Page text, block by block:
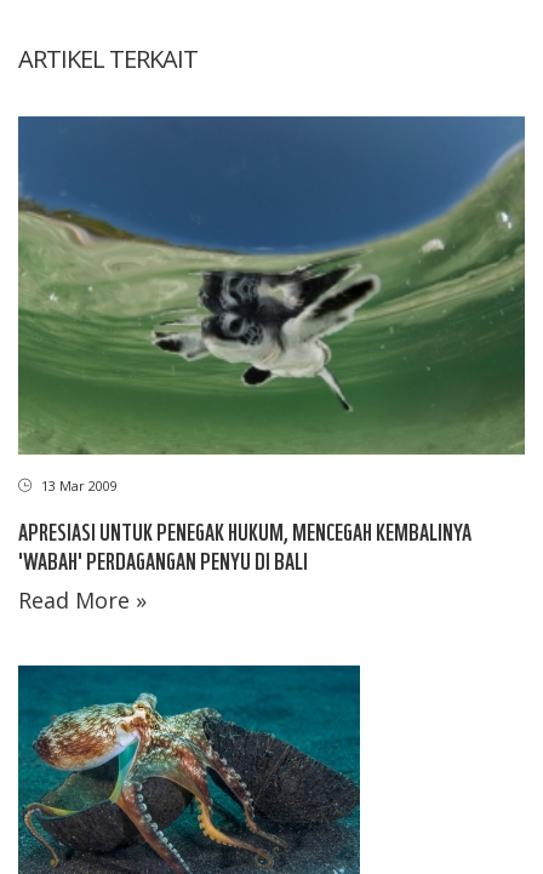
ARTIKEL TERKAIT
13 Mar 2009
APRESIASI UNTUK PENEGAK HUKUM, MENCEGAH KEMBALINYA
'WABAH' PERDAGANGAN PENYU DI BALI
Read More »